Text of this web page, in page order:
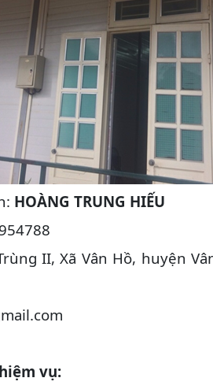
HOÀNG TRUNG HIẾU
II, Xã Vân Hồ, huyện
vụ: